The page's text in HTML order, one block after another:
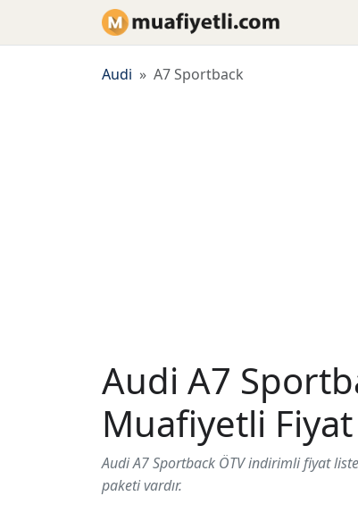
Audi A7 Sportback
Audi A7
Muafiyetli
Audi A7 Sportback ÖTV indirimli fiyat
paketi vardır.